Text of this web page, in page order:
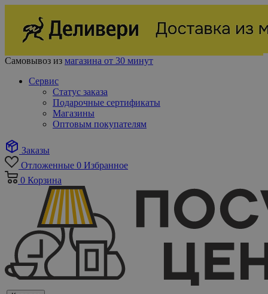
Самовывоз из магазина от 30 минут
Сервис
Статус заказа
Подарочные сертификаты
Магазины
Оптовым покупателям
Заказы
Отложенные 0 Избранное
0 Корзина